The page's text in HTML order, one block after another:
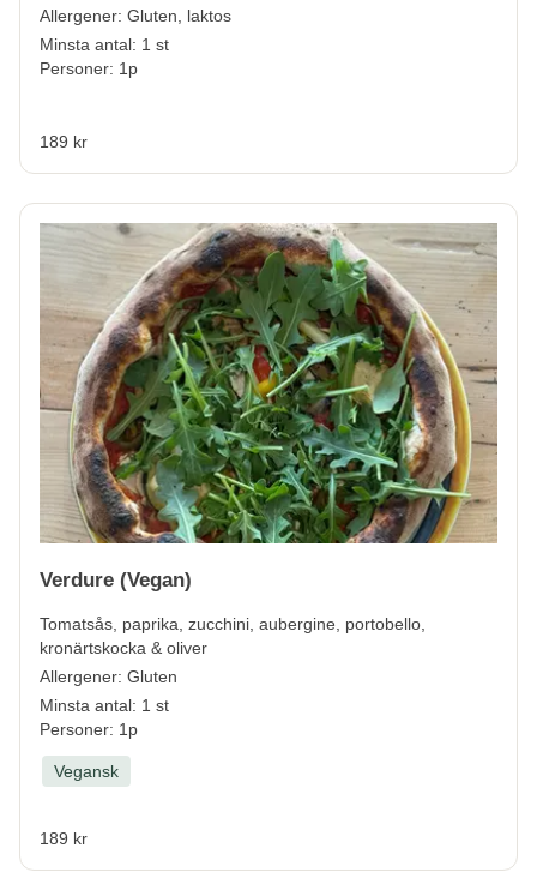
Allergener: Gluten, laktos
Minsta antal: 1 st
Personer: 1p
189 kr
Verdure (Vegan)
Tomatsås, paprika, zucchini, aubergine, portobello,
kronärtskocka & oliver
Allergener: Gluten
Minsta antal: 1 st
Personer: 1p
Vegansk
189 kr